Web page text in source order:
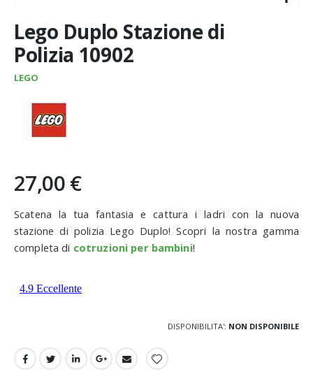
all'inizio
della
galleria
Lego Duplo Stazione di
Polizia 10902
LEGO
27,00 €
Scatena la tua fantasia e cattura i ladri con la nuova
stazione di polizia Lego Duplo! Scopri la nostra gamma
completa di cotruzioni per bambini!
DISPONIBILITA': NON DISPONIBILE